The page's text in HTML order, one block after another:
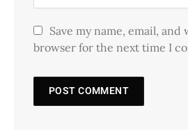
Save my name, email,
browser for the next time I